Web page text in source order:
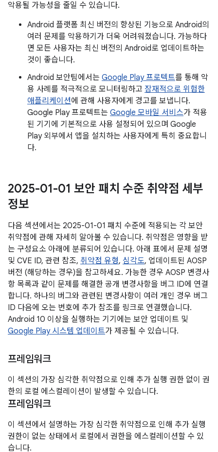
악용될 가능성을 줄일 수 있습니다.
Android 플랫폼 최신 버전의 향상된 기능으로 Android의
여러 문제를 악용하기가 더욱 어려워졌습니다. 가능하다
면 모든 사용자는 최신 버전의 Android로 업데이트하는
것이 좋습니다.
Android 보안팀에서는 Google Play 프로텍트를 통해 악
용 사례를 적극적으로 모니터링하고 잠재적으로 위험한
애플리케이션에 관해 사용자에게 경고를 보냅니다.
Google Play 프로텍트는 Google 모바일 서비스가 적용
된 기기에 기본적으로 사용 설정되어 있으며 Google
Play 외부에서 앱을 설치하는 사용자에게 특히 중요합니
다.
2025-01-01 보안 패치 수준 취약점 세부
정보
다음 섹션에서는 2025-01-01 패치 수준에 적용되는 각 보안
취약점에 관해 자세히 알아볼 수 있습니다. 취약점은 영향을 받
는 구성요소 아래에 분류되어 있습니다. 아래 표에서 문제 설명
및 CVE ID, 관련 참조, 취약점 유형, 심각도, 업데이트된 AOSP
버전 (해당하는 경우)을 참고하세요. 가능한 경우 AOSP 변경사
항 목록과 같이 문제를 해결한 공개 변경사항을 버그 ID에 연결
합니다. 하나의 버그와 관련된 변경사항이 여러 개인 경우 버그
ID 다음에 오는 번호에 추가 참조를 링크로 연결했습니다.
Android 10 이상을 실행하는 기기에는 보안 업데이트 및
Google Play 시스템 업데이트가 제공될 수 있습니다.
프레임워크
이 섹션의 가장 심각한 취약점으로 인해 추가 실행 권한 없이 권
한의 로컬 에스컬레이션이 발생할 수 있습니다.
프레임워크
이 섹션에서 설명하는 가장 심각한 취약점으로 인해 추가 실행
권한이 없는 상태에서 로컬에서 권한을 에스컬레이션할 수 있
습니다.